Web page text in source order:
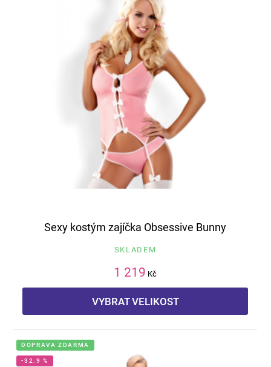
Sexy kostým zajíčka Obsessive Bunny
SKLADEM
1 219 Kč
VYBRAT VELIKOST
DOPRAVA ZDARMA
-32.9 %